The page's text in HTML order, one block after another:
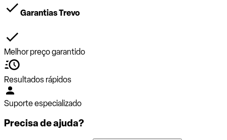
Garantias Trevo
Melhor preço garantido
Resultados rápidos
Suporte especializado
Precisa de ajuda?